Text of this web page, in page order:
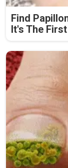
Find
It's The